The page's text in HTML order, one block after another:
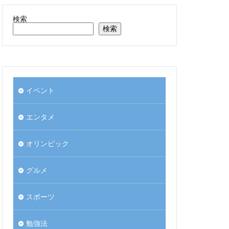
検索
検索
イベント
エンタメ
オリンピック
グルメ
スポーツ
勉強法